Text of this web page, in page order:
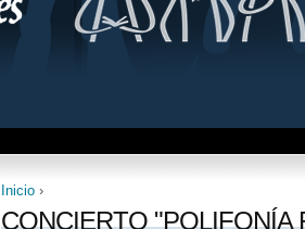
Se encuentra usted aquí
Inicio ›
CONCIERTO "POLIFONÍA